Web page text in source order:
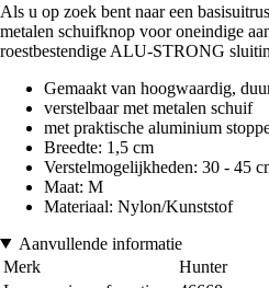
Als u op zoek bent naar een
metalen schuifknop voor oneindige
roestbestendige ALU-STRONG
Gemaakt van hoogwaardig,
verstelbaar met metalen schuif
met praktische aluminium
Breedte: 1,5 cm
Verstelmogelijkheden: 30 - 45
Maat: M
Materiaal: Nylon/Kunststof
Aanvullende informatie
Merk
Hunter